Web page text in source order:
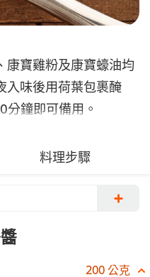
康寶雞粉及康寶蠔油均
入味後用荷葉包裹醃
鐘即可備用。
料理步驟
+
200 公克